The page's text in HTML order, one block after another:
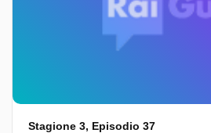
Stagione 3, Episodio 37